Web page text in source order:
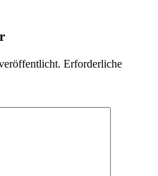
Erforderliche